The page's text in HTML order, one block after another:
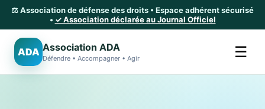
⚖️ Association de défense des droits • Espace adhérent sécurisé
• ✓ Association déclarée au Journal Officiel
ADA Association ADA
Défendre • Accompagner • Agir ☰